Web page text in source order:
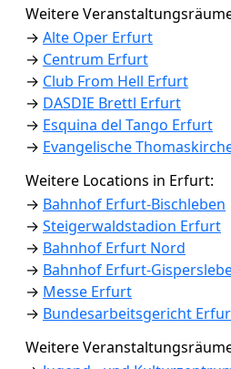
Weitere
→ Alte Oper Erfurt
→ Centrum Erfurt
→ Club From Hell Erfurt
→ DASDIE Brettl Erfurt
→ Esquina del Tango Erfurt
→ Evangelische
Weitere Locations in Erfurt:
→ Bahnhof Erfurt-Bischleben
→ Steigerwaldstadion Erfurt
→ Bahnhof Erfurt Nord
→ Bahnhof Erfurt-
→ Messe Erfurt
→ Bundesarbeitsgericht
Weitere